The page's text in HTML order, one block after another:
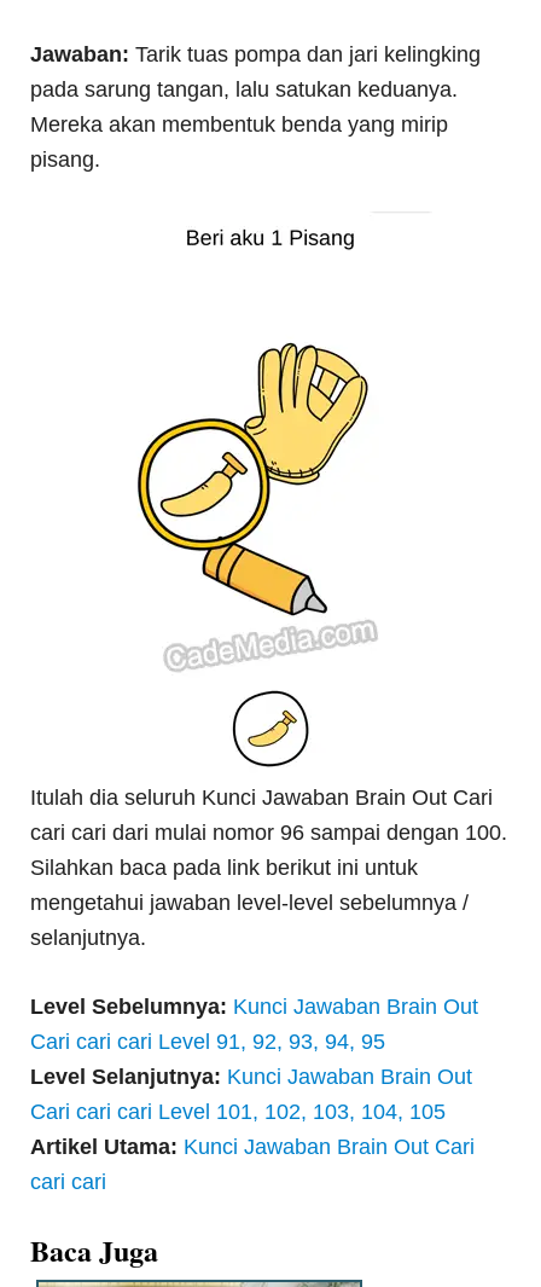
Jawaban: Tarik tuas pompa dan jari kelingking
pada sarung tangan, lalu satukan keduanya.
Mereka akan membentuk benda yang mirip
pisang.
Itulah dia seluruh Kunci Jawaban Brain Out Cari
cari cari dari mulai nomor 96 sampai dengan 100.
Silahkan baca pada link berikut ini untuk
mengetahui jawaban level-level sebelumnya /
selanjutnya.
Level Sebelumnya: Kunci Jawaban Brain Out
Cari cari cari Level 91, 92, 93, 94, 95
Level Selanjutnya: Kunci Jawaban Brain Out
Cari cari cari Level 101, 102, 103, 104, 105
Artikel Utama: Kunci Jawaban Brain Out Cari
cari cari
Baca Juga